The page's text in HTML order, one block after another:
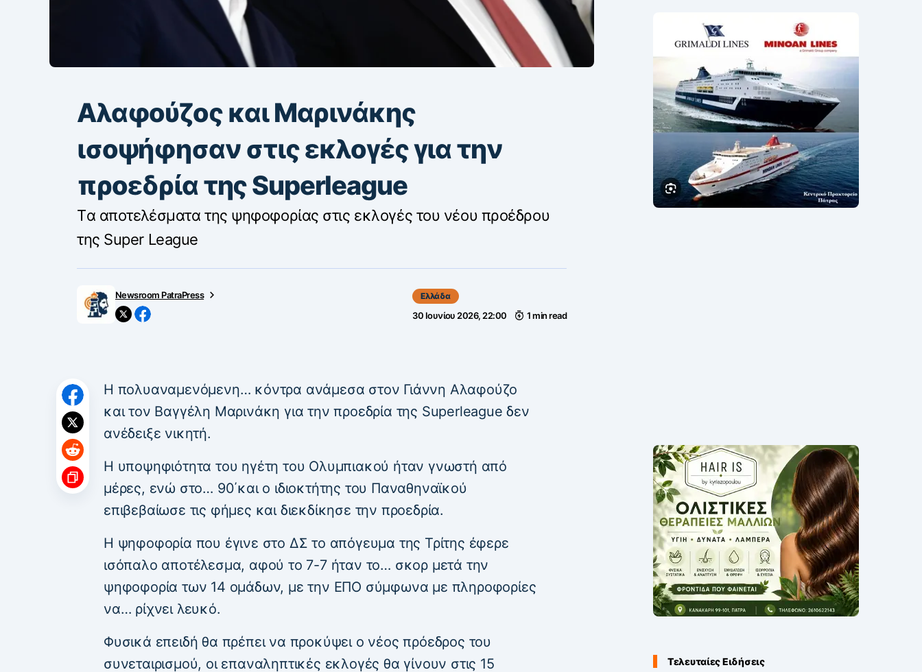
Αλαφούζος και Μαρινάκης
ισοψήφησαν στις εκλογές για την
προεδρία της Superleague
Tα αποτελέσματα της ψηφοφορίας στις εκλογές του νέου προέδρου
της Super League
Newsroom PatraPress Ελλάδα
30 Ιουνίου 2026, 22:00 1 min read
Η πολυαναμενόμενη… κόντρα ανάμεσα στον Γιάννη Αλαφούζο
και τον Βαγγέλη Μαρινάκη για την προεδρία της Superleague δεν
ανέδειξε νικητή.
Η υποψηφιότητα του ηγέτη του Ολυμπιακού ήταν γνωστή από
μέρες, ενώ στο… 90΄και ο ιδιοκτήτης του Παναθηναϊκού
επιβεβαίωσε τις φήμες και διεκδίκησε την προεδρία.
Η ψηφοφορία που έγινε στο ΔΣ το απόγευμα της Τρίτης έφερε
ισόπαλο αποτέλεσμα, αφού το 7-7 ήταν το… σκορ μετά την
ψηφοφορία των 14 ομάδων, με την ΕΠΟ σύμφωνα με πληροφορίες
να… ρίχνει λευκό.
Φυσικά επειδή θα πρέπει να προκύψει ο νέος πρόεδρος του
συνεταιρισμού, οι επαναληπτικές εκλογές θα γίνουν στις 15
Τελευταίες Ειδήσεις